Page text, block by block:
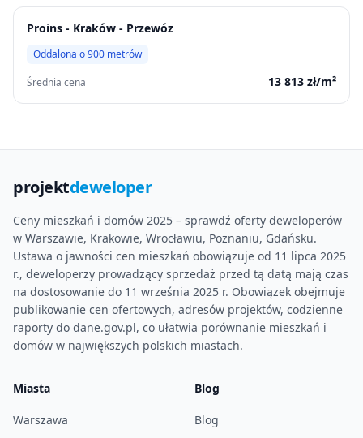
Proins - Kraków - Przewóz
Oddalona o900 metrów
Średnia cena 13 813 zł/m²
projektdeweloper
Ceny mieszkań i domów 2025 – sprawdź oferty deweloperów
w Warszawie, Krakowie, Wrocławiu, Poznaniu, Gdańsku.
Ustawa o jawności cen mieszkań obowiązuje od 11 lipca 2025
r., deweloperzy prowadzący sprzedaż przed tą datą mają czas
na dostosowanie do 11 września 2025 r. Obowiązek obejmuje
publikowanie cen ofertowych, adresów projektów, codzienne
raporty do dane.gov.pl, co ułatwia porównanie mieszkań i
domów w największych polskich miastach.
Miasta
Warszawa
Blog
Blog